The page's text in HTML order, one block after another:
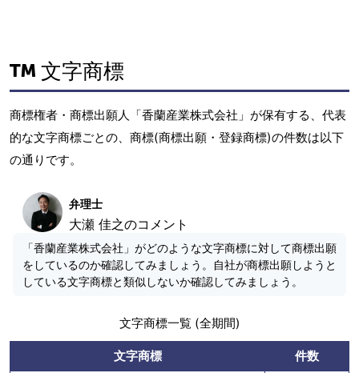
文字商標
商標権者・商標出願人「香蘭産業株式会社」が保有する、代表
的な文字商標ごとの、商標(商標出願・登録商標)の件数は以下
の通りです。
弁理士
大瀬 佳之のコメント
「香蘭産業株式会社」がどのような文字商標に対して商標出願
をしているのか確認してみましょう。自社が商標出願しようと
している文字商標と類似しないか確認してみましょう。
文字商標一覧 (全期間)
文字商標 件数